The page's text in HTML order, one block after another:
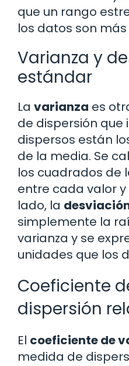
que un rango
los datos son
Varianza y
estándar
La varianza es
de dispersión que
dispersos están
de la media. Se
los cuadrados de
entre cada valor
lado, la
simplemente la
varianza y se
unidades que los
Coeficiente
dispersión
El coeficiente de
medida de